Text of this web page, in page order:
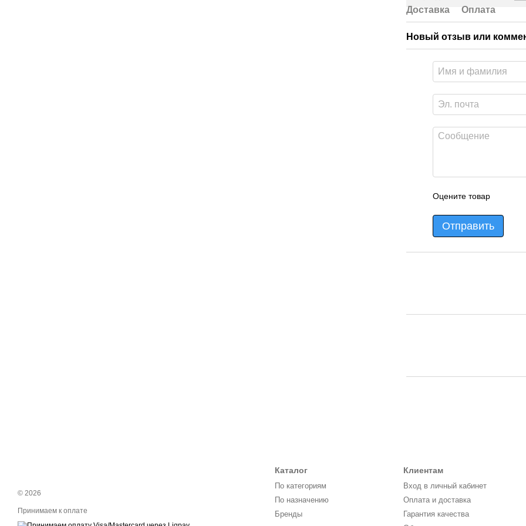
Доставка Оплата
Новый отзыв или
Оцените товар
Отправить
© 2026
Принимаем к оплате
Каталог
По категориям
По назначению
Бренды
Клиентам
Вход в личный кабинет
Оплата и доставка
Гарантия качества